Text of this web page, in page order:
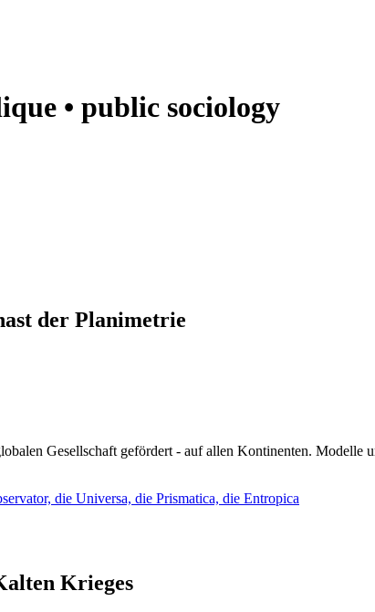
• public sociology
der Planimetrie
Gesellschaft gefördert - auf allen Kontinenten. Modelle
die Universa, die Prismatica, die Entropica
Krieges